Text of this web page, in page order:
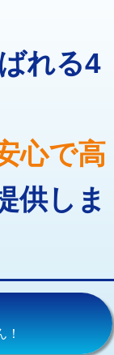
円
円
見積
円
円
円
円～
円+材料費
円+材料費
れる4
心で高
供しま